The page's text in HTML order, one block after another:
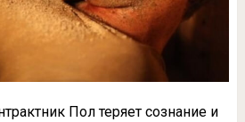
Пол теряет сознание и